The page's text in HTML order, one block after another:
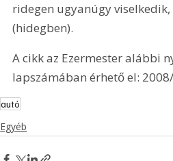
ridegen ugyanúgy
(hidegben).
A cikk az Ezermester alábbi
lapszámában érhető el:
autó
Egyéb